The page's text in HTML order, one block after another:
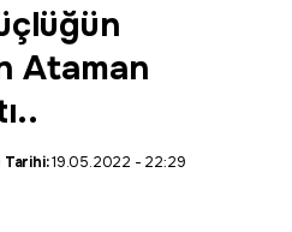
Ataman
Tarihi:19.05.2022 - 22:29